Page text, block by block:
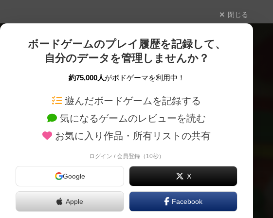
閉じる
ボードゲームのプレイ履歴を記録して、
自分のデータを管理しませんか？
約75,000人がボドゲーマを利用中！
遊んだボードゲームを記録する
気になるゲームのレビューを読む
お気に入り作品・所有リストの共有
ログイン / 会員登録（10秒）
Google X
Apple Facebook
ボードゲームを検索する
ボードゲームの新着レビュー
メカニクス特集
ボドとも・会員一覧
ボードゲーム業界コラム
新作・再入荷情報
定番ボードゲームの通販商品
国産ボードゲームの通販商品
子供向けボードゲームの通販商品
20分以下のボードゲームの通販商品
60分以上のボードゲームの通販商品